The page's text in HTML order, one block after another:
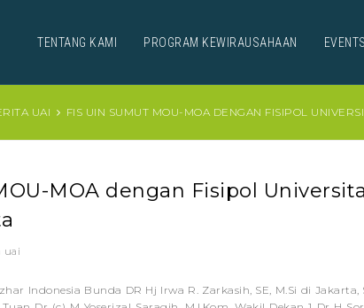
TENTANG KAMI PROGRAM KEWIRAUSAHAAN EVENTS
UAI FIS UIN SUMUT MOU-MOA DENGAN FISIPOL
MOA dengan Fisipol
uai
Indonesia Bunda DR Hj Irwa R. Zarkasih, SE, M.Si di